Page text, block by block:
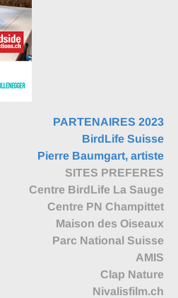
PARTENAIRES 2023
BirdLife Suisse
Pierre Baumgart, artiste
SITES PREFERES
Centre BirdLife La Sauge
Centre PN Champittet
Maison des Oiseaux
Parc National Suisse
AMIS
Clap Nature
Nivalisfilm.ch